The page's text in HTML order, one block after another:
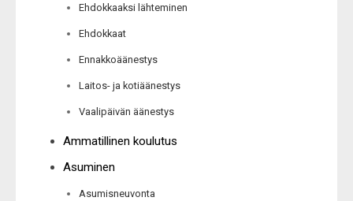
Ehdokkaaksi lähteminen
Ehdokkaat
Ennakkoäänestys
Laitos- ja kotiäänestys
Vaalipäivän äänestys
Ammatillinen koulutus
Asuminen
Asumisneuvonta